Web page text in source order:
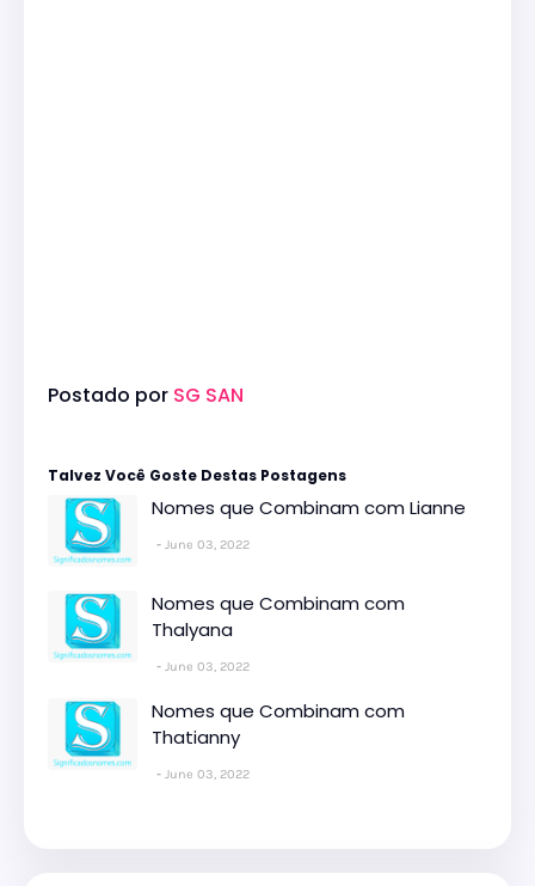
Postado por SG SAN
Talvez Você Goste Destas Postagens
Nomes que Combinam com Lianne
June 03, 2022
Nomes que Combinam com
Thalyana
June 03, 2022
Nomes que Combinam com
Thatianny
June 03, 2022